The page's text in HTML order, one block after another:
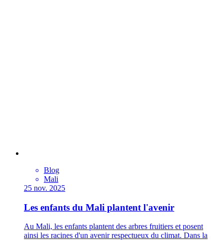
Blog
Mali
25 nov. 2025
Les enfants du Mali plantent l'avenir
Au Mali, les enfants plantent des arbres fruitiers et posent
ainsi les racines d'un avenir respectueux du climat. Dans la